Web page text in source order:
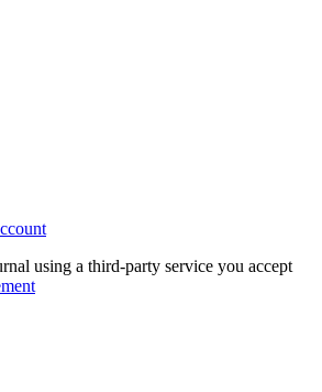
using a third-party service you accept